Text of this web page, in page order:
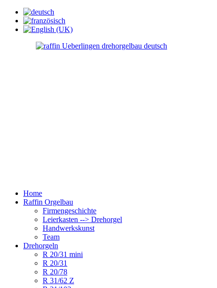
Home
Raffin Orgelbau
Firmengeschichte
Leierkasten --> Drehorgel
Handwerkskunst
Team
Drehorgeln
R 20/31 mini
R 20/31
R 20/78
R 31/62 Z